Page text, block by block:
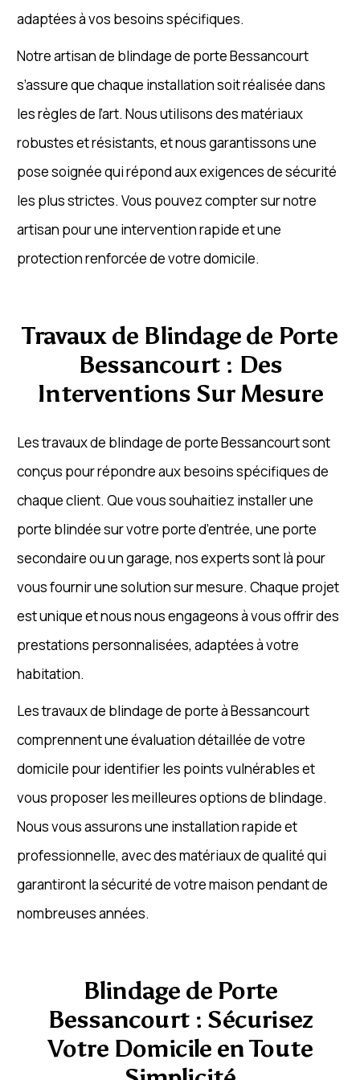
adaptées à vos besoins spécifiques.
Notre artisan de blindage de porte Bessancourt
s’assure que chaque installation soit réalisée dans
les règles de l’art. Nous utilisons des matériaux
robustes et résistants, et nous garantissons une
pose soignée qui répond aux exigences de sécurité
les plus strictes. Vous pouvez compter sur notre
artisan pour une intervention rapide et une
protection renforcée de votre domicile.
Travaux de Blindage de Porte
Bessancourt : Des
Interventions Sur Mesure
Les travaux de blindage de porte Bessancourt sont
conçus pour répondre aux besoins spécifiques de
chaque client. Que vous souhaitiez installer une
porte blindée sur votre porte d’entrée, une porte
secondaire ou un garage, nos experts sont là pour
vous fournir une solution sur mesure. Chaque projet
est unique et nous nous engageons à vous offrir des
prestations personnalisées, adaptées à votre
habitation.
Les travaux de blindage de porte à Bessancourt
comprennent une évaluation détaillée de votre
domicile pour identifier les points vulnérables et
vous proposer les meilleures options de blindage.
Nous vous assurons une installation rapide et
professionnelle, avec des matériaux de qualité qui
garantiront la sécurité de votre maison pendant de
nombreuses années.
Blindage de Porte
Bessancourt : Sécurisez
Votre Domicile en Toute